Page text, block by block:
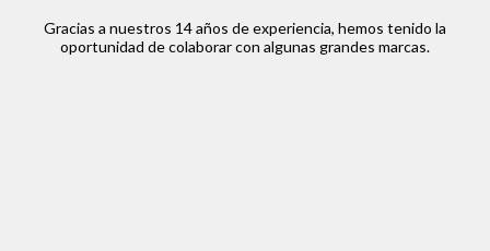
Gracias a nuestros 14 años de experiencia, hemos tenido la
oportunidad de colaborar con algunas grandes marcas.